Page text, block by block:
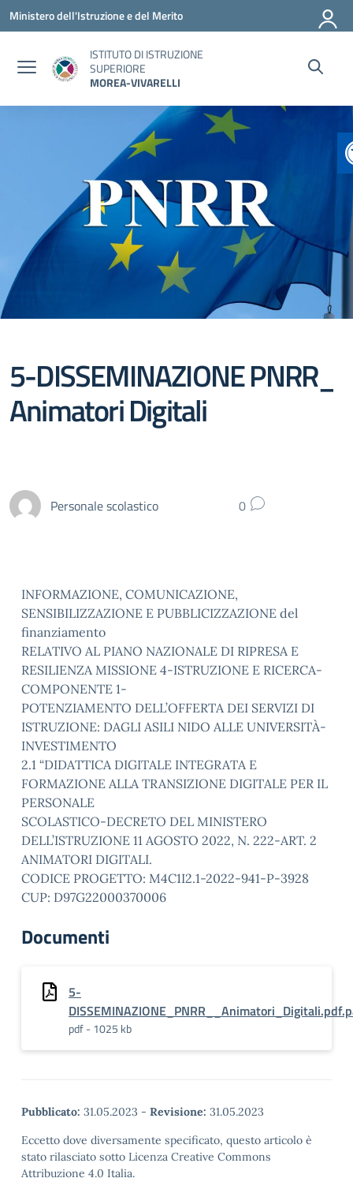
Vai ai contenuti
Vai al menu di navigazione
Vai al footer
Ministero dell'Istruzione e del Merito
ISTITUTO DI ISTRUZIONE
SUPERIORE
MOREA-VIVARELLI
5-DISSEMINAZIONE PNRR_
Animatori Digitali
Personale scolastico 0
INFORMAZIONE, COMUNICAZIONE,
SENSIBILIZZAZIONE E PUBBLICIZZAZIONE del
finanziamento
RELATIVO AL PIANO NAZIONALE DI RIPRESA E
RESILIENZA MISSIONE 4-ISTRUZIONE E RICERCA-
COMPONENTE 1-
POTENZIAMENTO DELL’OFFERTA DEI SERVIZI DI
ISTRUZIONE: DAGLI ASILI NIDO ALLE UNIVERSITÀ-
INVESTIMENTO
2.1 “DIDATTICA DIGITALE INTEGRATA E
FORMAZIONE ALLA TRANSIZIONE DIGITALE PER IL
PERSONALE
SCOLASTICO-DECRETO DEL MINISTERO
DELL’ISTRUZIONE 11 AGOSTO 2022, N. 222-ART. 2
ANIMATORI DIGITALI.
CODICE PROGETTO: M4C1I2.1-2022-941-P-3928
CUP: D97G22000370006
Documenti
5-
pdf - 1025 kb
Pubblicato: 31.05.2023 - Revisione: 31.05.2023
Eccetto dove diversamente specificato, questo articolo è
stato rilasciato sotto Licenza Creative Commons
Attribuzione 4.0 Italia.